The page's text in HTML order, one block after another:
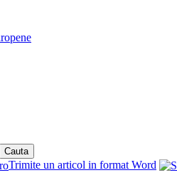
Trimite un articol in format Word